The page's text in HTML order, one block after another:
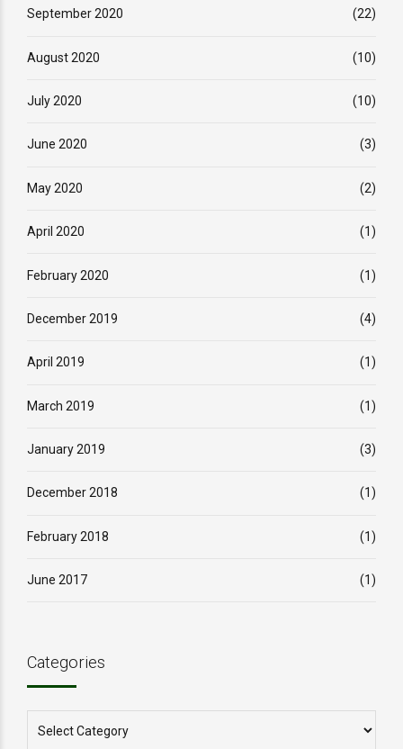
September 2020 (22)
August 2020 (10)
July 2020 (10)
June 2020 (3)
May 2020 (2)
April 2020 (1)
February 2020 (1)
December 2019 (4)
April 2019 (1)
March 2019 (1)
January 2019 (3)
December 2018 (1)
February 2018 (1)
June 2017 (1)
Categories